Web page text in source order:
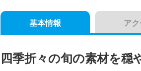
基本情報 ア
四季折々の旬の素材を